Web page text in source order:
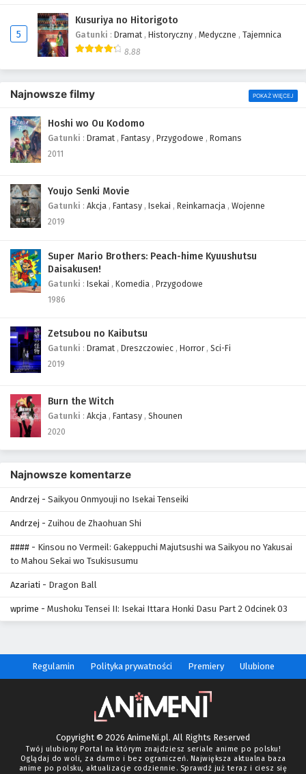
454 One Piece Odcinek 454
One Piece Odcinek 453
450 One Piece Odcinek 450
448 One Piece Odcinek 448
447
446 One Piece Odcinek 446
445 One Piece Odcinek 445
443 One Piece Odcinek 443
442
441 One Piece Odcinek 441
440
436 One Piece Odcinek 436
432 One Piece Odcinek 432
One Piece Odcinek 430
429 One Piece Odcinek 429
5
Kusuriya no Hitorigoto
Gatunki : Dramat , Historyczny , Medyczne , Tajemnica
8.88
Najnowsze filmy POKAŻ WIĘCEJ
Hoshi wo Ou Kodomo
Gatunki : Dramat , Fantasy , Przygodowe , Romans
2011
Youjo Senki Movie
Gatunki : Akcja , Fantasy , Isekai , Reinkarnacja , Wojenne
2019
Super Mario Brothers: Peach-hime Kyuushutsu
Daisakusen!
Gatunki : Isekai , Komedia , Przygodowe
1986
Zetsubou no Kaibutsu
Gatunki : Dramat , Dreszczowiec , Horror , Sci-Fi
2019
Burn the Witch
Gatunki : Akcja , Fantasy , Shounen
2020
Najnowsze komentarze
Andrzej - Saikyou Onmyouji no Isekai Tenseiki
Andrzej - Zuihou de Zhaohuan Shi
#### - Kinsou no Vermeil: Gakeppuchi Majutsushi wa Saikyou no Yakusai
to Mahou Sekai wo Tsukisusumu
Azariati - Dragon Ball
wprime - Mushoku Tensei II: Isekai Ittara Honki Dasu Part 2 Odcinek 03
Regulamin Polityka prywatności Premiery Ulubione
Copyright © 2026 AnimeNi.pl. All Rights Reserved
Twój ulubiony Portal na którym znajdziesz seriale anime po polsku!
Oglądaj do woli, za darmo i bez ograniczeń. Największa aktualna baza
anime po polsku, aktualizacje codziennie. Sprawdź już teraz i ciesz się